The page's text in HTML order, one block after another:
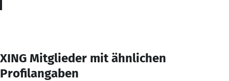
XING Mitglieder mit ähnlichen
Profilangaben